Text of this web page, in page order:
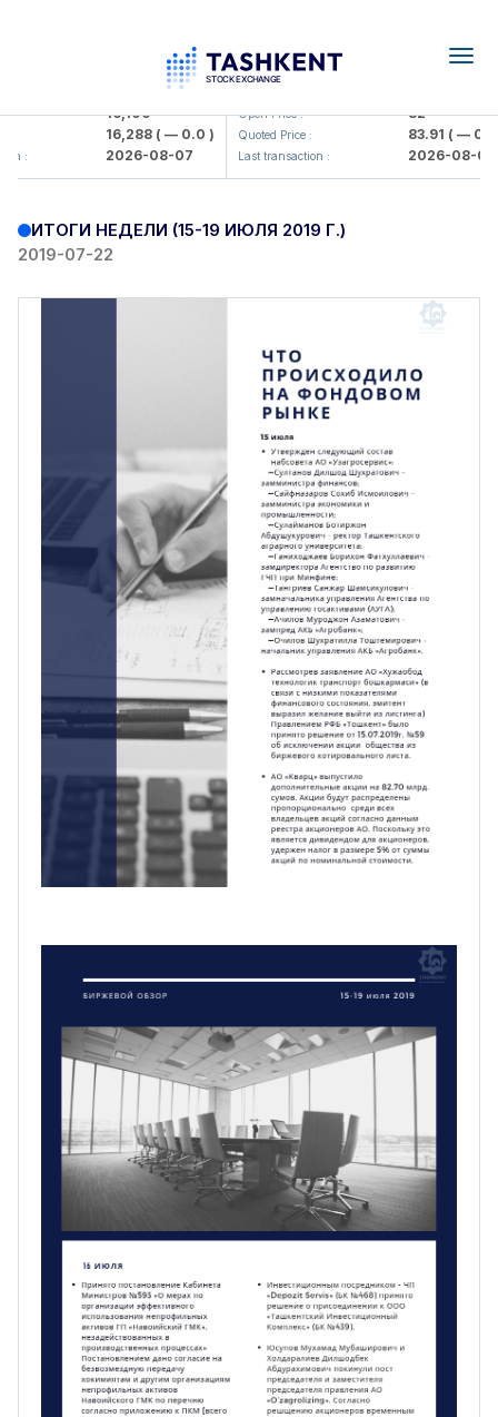
16,100
16,288( — 0.0 )
2026-08-07
KFSK (<Kafolat sug'urta
Open Price : 82
Quoted Price : 83.91( — 0.0 )
Last transaction : 2026-08-07
ИТОГИ НЕДЕЛИ (15-19 ИЮЛЯ 2019 Г.)
2019-07-22